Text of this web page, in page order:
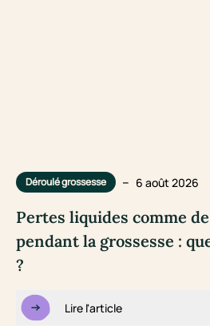
Déroulé grossesse – 6 août 2026
Pertes liquides comme de
pendant la grossesse :
?
Lire l'article